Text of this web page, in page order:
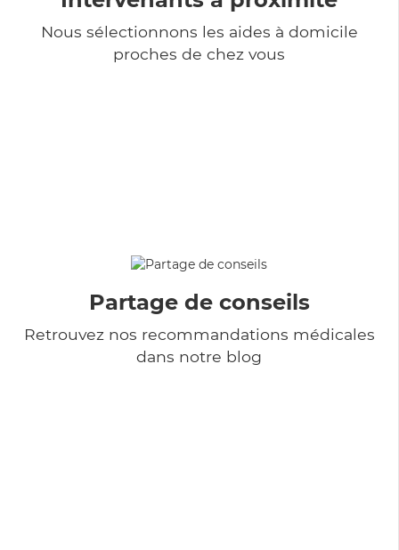
Nous sélectionnons les aides à domicile
proches de chez vous
Partage de conseils
Retrouvez nos recommandations médicales
dans notre blog